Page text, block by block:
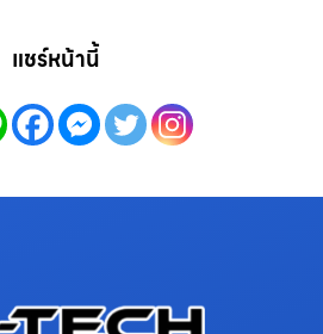
แชร์หน้านี้